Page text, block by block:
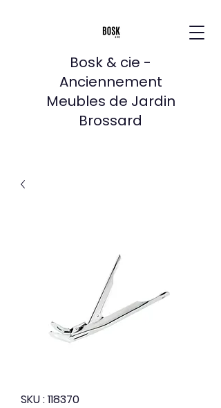
Bosk & cie -
Anciennement
Meubles de Jardin
Brossard
SKU : 118370